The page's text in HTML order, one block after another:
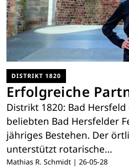
DISTRIKT 1820
Erfolgreiche
Distrikt 1820: Bad
beliebten Bad Hersfelder
jähriges Bestehen. Der
unterstützt rotarische…
Mathias R. Schmidt | 26-05-28